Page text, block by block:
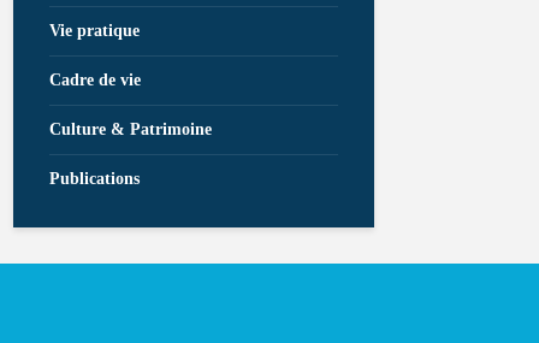
Vie pratique
Cadre de vie
Culture & Patrimoine
Publications